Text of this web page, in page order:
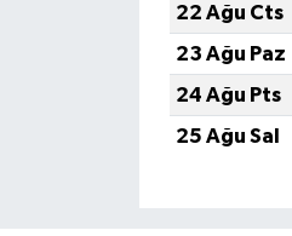
22 Ağu Cts
23 Ağu Paz
24 Ağu Pts
25 Ağu Sal